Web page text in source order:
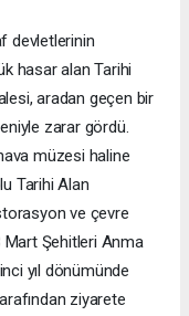
devletlerinin
hasar alan Tarihi
aradan geçen bir
zarar gördü.
müzesi haline
Tarihi Alan
ve çevre
Mart Şehitleri Anma
yıl dönümünde
ziyarete